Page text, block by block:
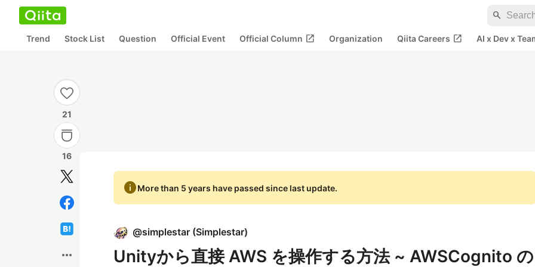
search
Trend Stock List Question Official Event Official Column open_in_new Organization Qiita Careers open_in_new AI x Dev x
21
16
more_horiz
infoMore than 5 years have passed since last update.
@simplestar (Simplestar)
Unityから直接 AWS を操作する方法 ~ AWSCognito の